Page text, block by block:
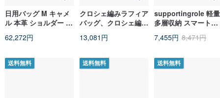
日用バッグ M キャメ
ル 本革 ショルダー ト
62,272円
送料無料
クロシェ編みラフィア
バッグ、クロシェ編み
ーンバッグ
13,081円
送料無料
supportingrole 軽量
多層収納 スマート多
ーバッグ ブラックグ
7,455円 8,471円
送料無料